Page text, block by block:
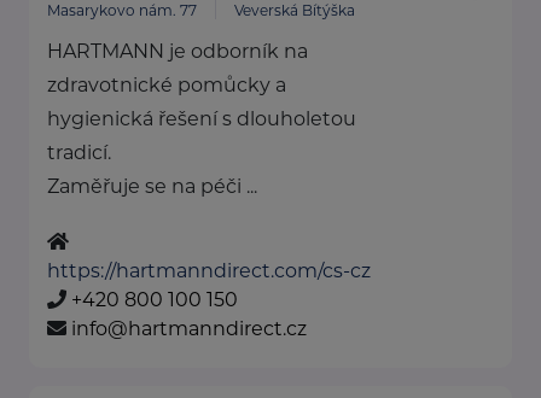
Masarykovo nám. 77 Veverská Bítýška
HARTMANN je odborník na
zdravotnické pomůcky a
hygienická řešení s dlouholetou
tradicí.
Zaměřuje se na péči ...
https://hartmanndirect.com/cs-cz
+420 800 100 150
info@hartmanndirect.cz